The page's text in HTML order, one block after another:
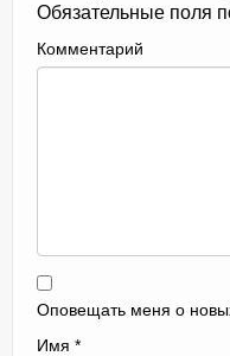
Обязательные поля
Комментарий
Оповещать меня о
Имя *